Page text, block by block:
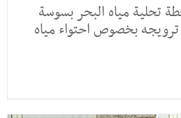
تحلية مياه البحر بسوسة
بخصوص احتواء مياه